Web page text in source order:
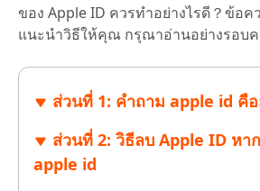
iAnyGo
ของ Apple ID ควรทำอย่างไรดี？ข้อค
แนะนำวิธีให้คุณ กรุณาอ่านอย่างรอบ
ส่วนที่ 1: คําถาม apple id คือ
ส่วนที่ 2: วิธีลบ Apple ID หา
apple id